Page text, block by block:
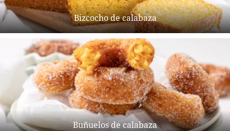
Bizcocho de calabaza
Buñuelos de calabaza